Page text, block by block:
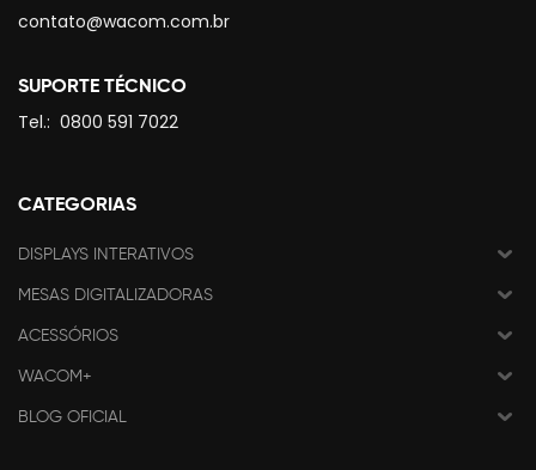
contato@wacom.com.br
SUPORTE TÉCNICO
Tel.: 0800 591 7022
CATEGORIAS
DISPLAYS INTERATIVOS
MESAS DIGITALIZADORAS
ACESSÓRIOS
WACOM+
BLOG OFICIAL